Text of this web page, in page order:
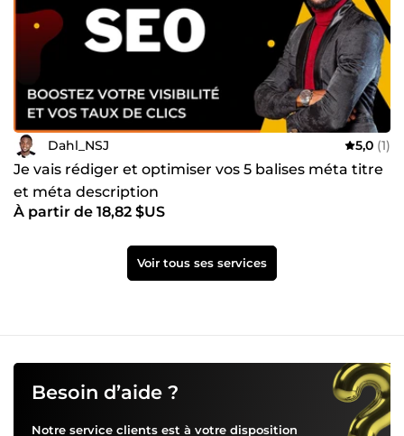
Dahl_NSJ 5,0 (1)
Je vais rédiger et optimiser vos 5 balises méta titre
et méta description
À partir de 18,82 $US
Voir tous ses services
Besoin d’aide ?
Notre service clients est à votre disposition